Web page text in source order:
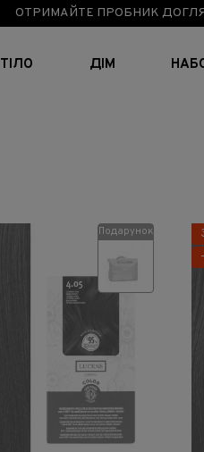
ОТРИМАЙТЕ ПРОБНИК
ТІЛО ДІМ
Подарунок